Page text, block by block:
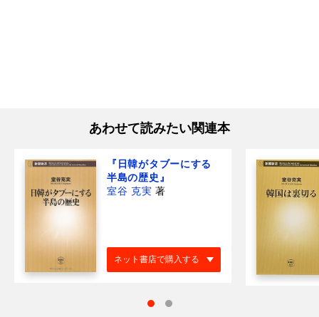
あわせて読みたい関連本
『日韓がタブーにする
半島の歴史』
室谷 克実 著
ネット書店で購入する